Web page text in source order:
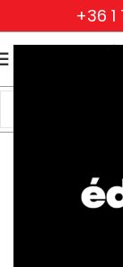
+36
Eszköz és